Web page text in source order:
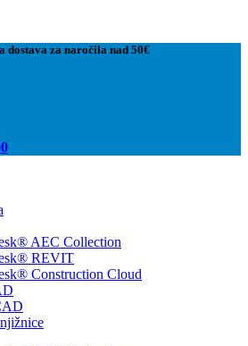
dostava za naročila nad 50€
AEC Collection
REVIT
Construction Cloud